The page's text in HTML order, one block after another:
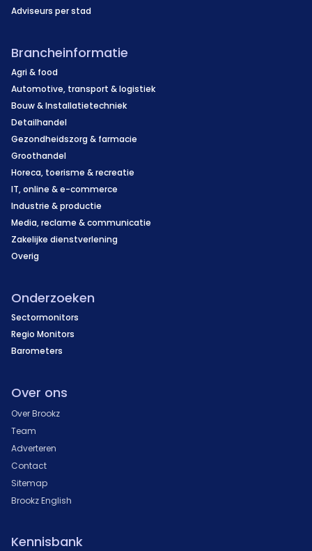
Adviseurs per stad
Brancheinformatie
Agri & food
Automotive, transport & logistiek
Bouw & Installatietechniek
Detailhandel
Gezondheidszorg & farmacie
Groothandel
Horeca, toerisme & recreatie
IT, online & e-commerce
Industrie & productie
Media, reclame & communicatie
Zakelijke dienstverlening
Overig
Onderzoeken
Sectormonitors
Regio Monitors
Barometers
Over ons
Over Brookz
Team
Adverteren
Contact
Sitemap
Brookz English
Kennisbank